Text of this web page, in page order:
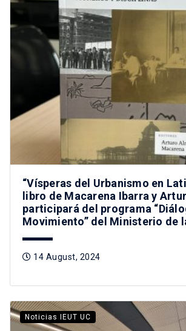
“Vísperas del Urbanismo en
libro de Macarena Ibarra y
participará del programa
Movimiento” del Ministerio de
14 August, 2024
Noticias IEUT UC